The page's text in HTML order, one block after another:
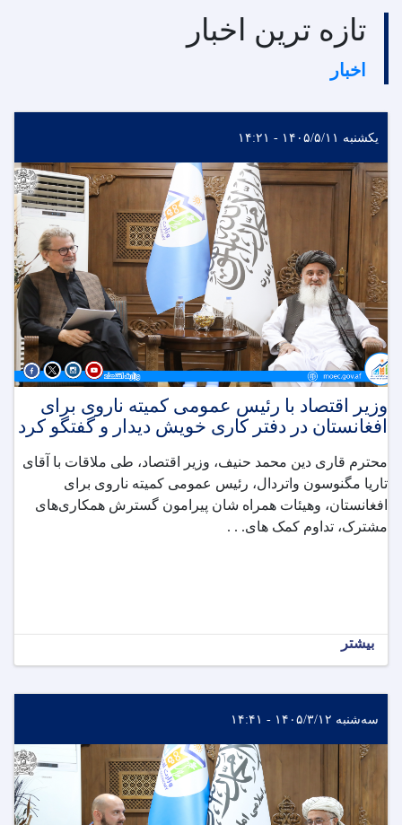
تازه ترین اخبار
اخبار
یکشنبه ۱۴۰۵/۵/۱۱ - ۱۴:۲۱
وزیر اقتصاد با رئیس عمومی کمیته ناروی برای
افغانستان در دفتر کاری خویش دیدار و گفتگو کرد
محترم قاری دین ‌محمد حنیف، وزیر اقتصاد، طی ملاقات با آقای
تاریا مگنوسون واتردال، رئیس عمومی کمیته ناروی برای
افغانستان، وهیئات همراه شان پیرامون گسترش همکاری‌های
مشترک، تداوم کمک های. . .
بیشتر
سه‌شنبه ۱۴۰۵/۳/۱۲ - ۱۴:۴۱